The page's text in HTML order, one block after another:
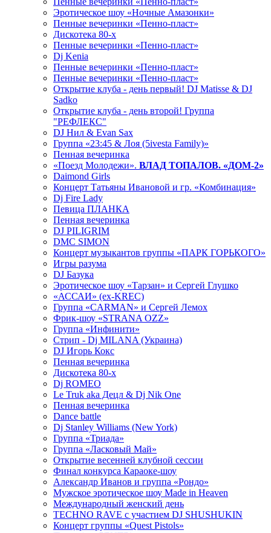
Эротическое шоу «Ночные Амазонки»
Пенные вечеринки «Пенно-пласт»
Дискотека 80-х
Пенные вечеринки «Пенно-пласт»
Dj Kenia
Пенные вечеринки «Пенно-пласт»
Пенные вечеринки «Пенно-пласт»
Открытие клуба - день первый! DJ Matisse & DJ
Sadko
Открытие клуба - день второй! Группа
"РЕФЛЕКС"
DJ Нил & Evan Sax
Группа «23:45 & Лоя (5ivesta Family)»
Пенная вечеринка
«Поезд Молодежи». ВЛАД ТОПАЛОВ. «ДОМ-2»
Daimond Girls
Концерт Татьяны Ивановой и гр. «Комбинация»
Dj Fire Lady
Певица ПЛАНКА
Пенная вечеринка
DJ PILIGRIM
DMC SIMON
Концерт музыкантов группы «ПАРК ГОРЬКОГО»
Игры разума
DJ Базука
Эротическое шоу «Тарзан» и Сергей Глушко
«АССАИ» (ex-KREC)
Группа «CARMAN» и Сергей Лемох
Фрик-шоу «STRANA OZZ»
Группа «Инфинити»
Стрип - Dj MILANA (Украина)
DJ Игорь Кокс
Пенная вечеринка
Дискотека 80-х
Dj ROMEO
Le Truk aka Децл & Dj Nik One
Пенная вечеринка
Dance battle
Dj Stanley Williams (New York)
Группа «Триада»
Группа «Ласковый Май»
Открытие весенней клубной сессии
Финал конкурса Караоке-шоу
Александр Иванов и группа «Рондо»
Мужское эротическое шоу Made in Heaven
Международный женский день
TECHNO RAVE с участием DJ SHUSHUKIN
Концерт группы «Quest Pistols»